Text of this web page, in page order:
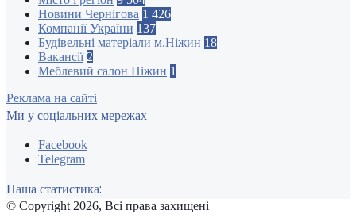
Новини Чернігова 1 426
Компанії України 137
Будівельні матеріали м.Ніжин 18
Вакансії 2
Меблевий салон Ніжин 1
Реклама на сайті
Ми у соціальних мережах
Facebook
Telegram
Наша статистика:
© Copyright 2026, Всі права захищені